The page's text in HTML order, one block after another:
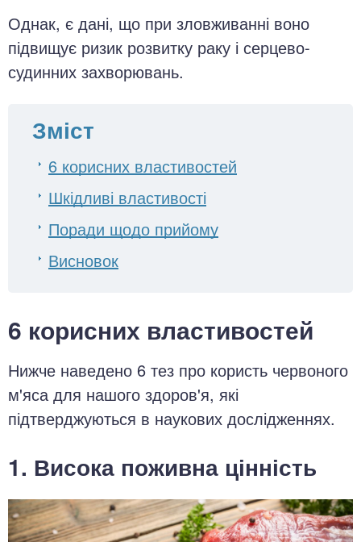
Однак, є дані, що при зловживанні воно
підвищує ризик розвитку раку і серцево-
судинних захворювань.
Зміст
6 корисних властивостей
Шкідливі властивості
Поради щодо прийому
Висновок
6 корисних властивостей
Нижче наведено 6 тез про користь червоного
м'яса для нашого здоров'я, які
підтверджуються в наукових дослідженнях.
1. Висока поживна цінність